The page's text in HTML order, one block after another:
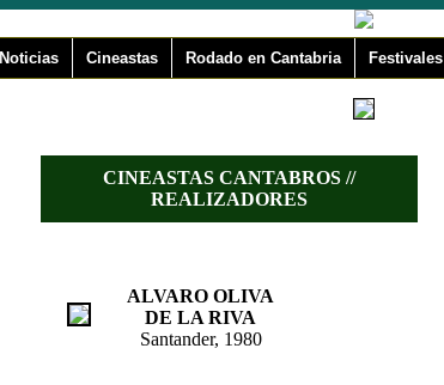
Noticias Cineastas Rodado en Cantabria Festivales
CINEASTAS CANTABROS //
REALIZADORES
ALVARO OLIVA
DE LA RIVA
Santander, 1980